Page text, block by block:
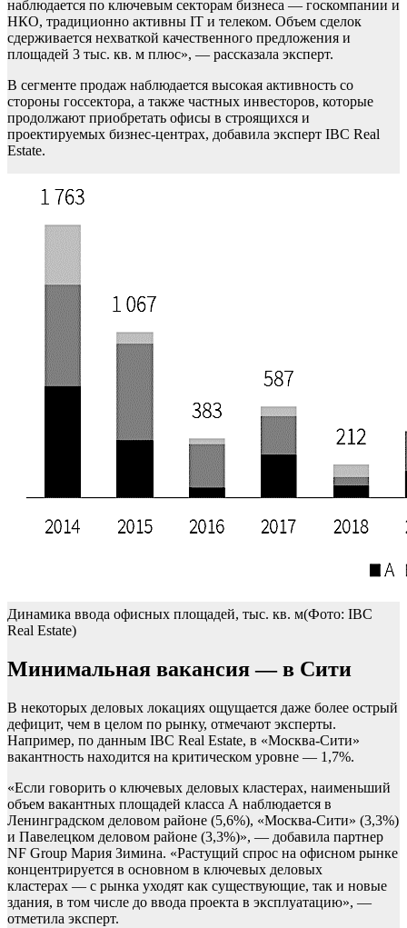
наблюдается по ключевым секторам бизнеса — госкомпании и
НКО, традиционно активны IT и телеком. Объем сделок
сдерживается нехваткой качественного предложения и
площадей 3 тыс. кв. м плюс», — рассказала эксперт.
В сегменте продаж наблюдается высокая активность со
стороны госсектора, а также частных инвесторов, которые
продолжают приобретать офисы в строящихся и
проектируемых бизнес-центрах, добавила эксперт IBC Real
Estate.
Динамика ввода офисных площадей, тыс. кв. м(Фото: IBC
Real Estate)
Минимальная вакансия — в Сити
В некоторых деловых локациях ощущается даже более острый
дефицит, чем в целом по рынку, отмечают эксперты.
Например, по данным IBC Real Estate, в «Москва-Сити»
вакантность находится на критическом уровне — 1,7%.
«Если говорить о ключевых деловых кластерах, наименьший
объем вакантных площадей класса А наблюдается в
Ленинградском деловом районе (5,6%), «Москва-Сити» (3,3%)
и Павелецком деловом районе (3,3%)», — добавила партнер
NF Group Мария Зимина. «Растущий спрос на офисном рынке
концентрируется в основном в ключевых деловых
кластерах — с рынка уходят как существующие, так и новые
здания, в том числе до ввода проекта в эксплуатацию», —
отметила эксперт.